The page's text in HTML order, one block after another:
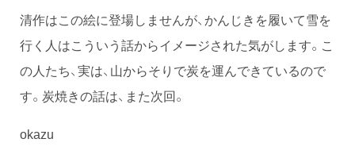
清作はこの絵に登場しませんが、かんじきを履いて雪を
行く人はこういう話からイメージされた気がします。こ
の人たち、実は、山からそりで炭を運んできているので
す。炭焼きの話は、また次回。
okazu